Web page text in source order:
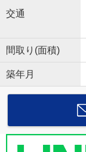
交通
間取り(面積)
築年月